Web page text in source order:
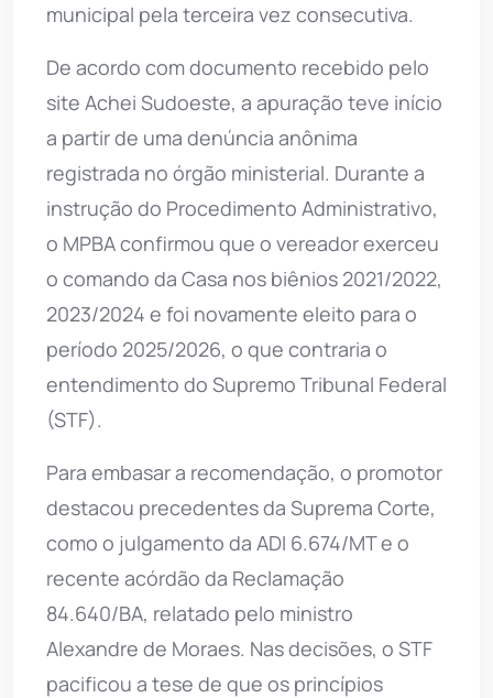
municipal pela terceira vez consecutiva.
De acordo com documento recebido pelo
site Achei Sudoeste, a apuração teve início
a partir de uma denúncia anônima
registrada no órgão ministerial. Durante a
instrução do Procedimento Administrativo,
o MPBA confirmou que o vereador exerceu
o comando da Casa nos biênios 2021/2022,
2023/2024 e foi novamente eleito para o
período 2025/2026, o que contraria o
entendimento do Supremo Tribunal Federal
(STF).
Para embasar a recomendação, o promotor
destacou precedentes da Suprema Corte,
como o julgamento da ADI 6.674/MT e o
recente acórdão da Reclamação
84.640/BA, relatado pelo ministro
Alexandre de Moraes. Nas decisões, o STF
pacificou a tese de que os princípios